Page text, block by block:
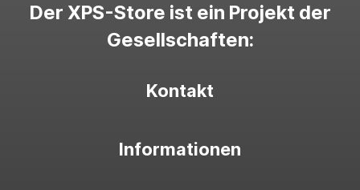
Der XPS-Store ist ein Projekt der
Gesellschaften:
Kontakt
Informationen